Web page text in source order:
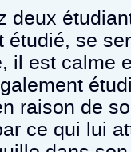
deux
étudié, se
il est calme
raison de
ce qui lui